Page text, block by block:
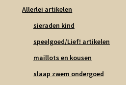
Allerlei artikelen
sieraden kind
speelgoed/Lief! artikelen
maillots en kousen
slaap zwem ondergoed